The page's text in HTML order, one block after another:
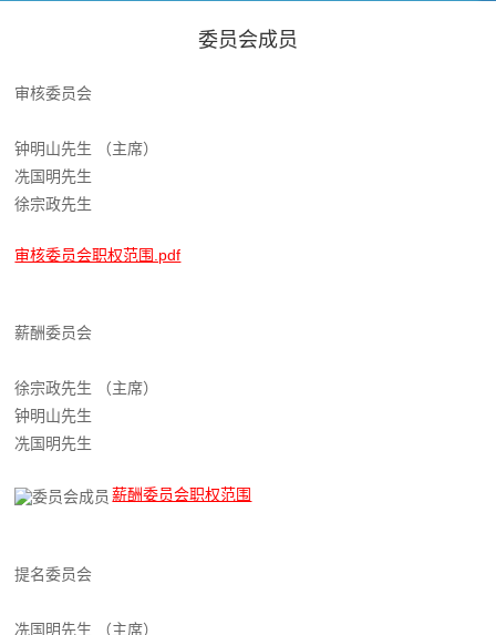
委员会成员
审核委员会
钟明山先生 （主席）
冼国明先生
徐宗政先生
审核委员会职权范围.pdf
薪酬委员会
徐宗政先生 （主席）
钟明山先生
冼国明先生
薪酬委员会职权范围
提名委员会
冼国明先生 （主席）